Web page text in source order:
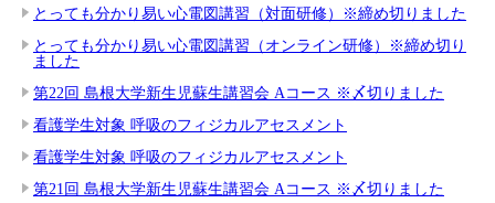
とっても分かり易い心電図講習（対面研修）※締め切りました
とっても分かり易い心電図講習（オンライン研修）※締め切り
ました
第22回 島根大学新生児蘇生講習会 Aコース ※〆切りました
看護学生対象 呼吸のフィジカルアセスメント
看護学生対象 呼吸のフィジカルアセスメント
第21回 島根大学新生児蘇生講習会 Aコース ※〆切りました